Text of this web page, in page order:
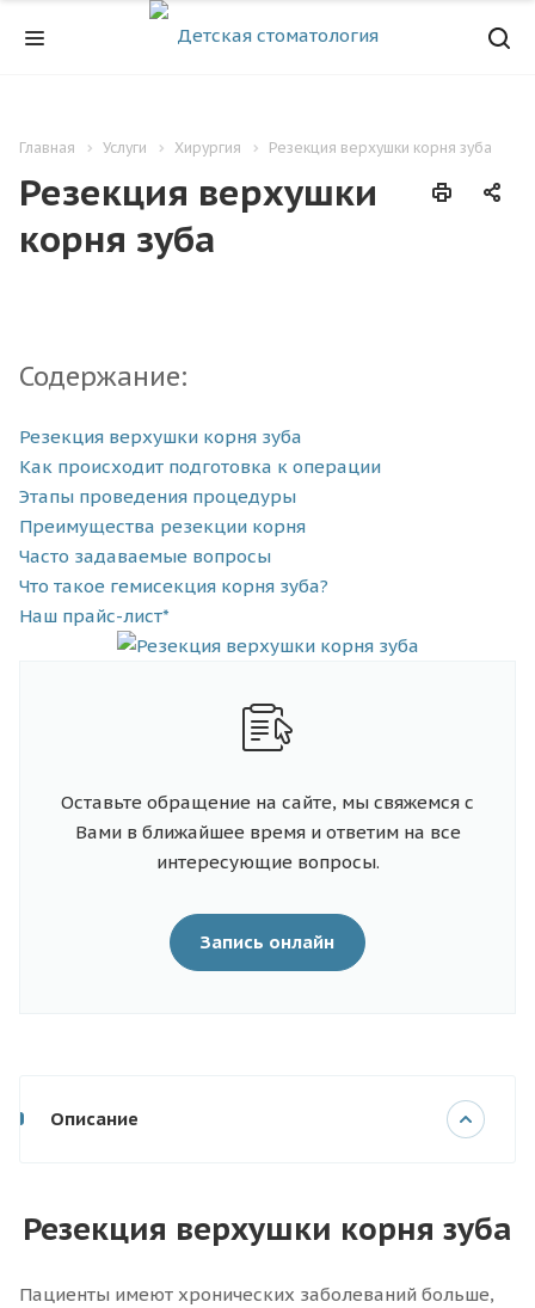
Главная Услуги Хирургия Резекция верхушки корня зуба
Резекция верхушки
корня зуба
Содержание:
Резекция верхушки корня зуба
Как происходит подготовка к операции
Этапы проведения процедуры
Преимущества резекции корня
Часто задаваемые вопросы
Что такое гемисекция корня зуба?
Наш прайс-лист*
Оставьте обращение на сайте, мы свяжемся с
Вами в ближайшее время и ответим на все
интересующие вопросы.
Запись онлайн
Описание
Резекция верхушки корня зуба
Пациенты имеют хронических заболеваний больше,